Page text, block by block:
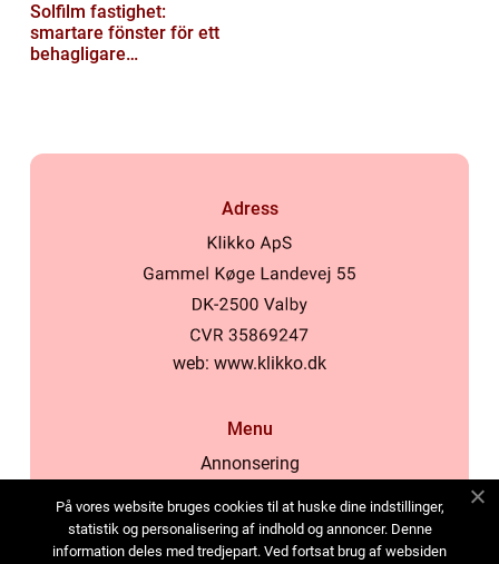
Solfilm fastighet:
smartare fönster för ett
behagligare
Adress
web: www.klikko.dk
Menu
Annonsering
Cookies
Kontakta oss
På vores website bruges cookies til at huske dine indstillinger,
statistik og personalisering af indhold og annoncer. Denne
information deles med tredjepart. Ved fortsat brug af websiden